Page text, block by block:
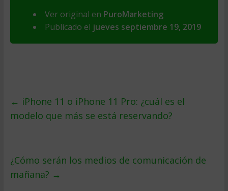
Ver original en PuroMarketing
Publicado el jueves septiembre 19, 2019
← iPhone 11 o iPhone 11 Pro: ¿cuál es el
modelo que más se está reservando?
¿Cómo serán los medios de comunicación de
mañana? →